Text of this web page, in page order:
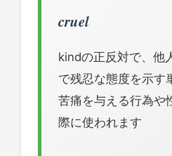
cruel
kindの正反対で、他
で残忍な態度を示す
苦痛を与える行為や
際に使われます